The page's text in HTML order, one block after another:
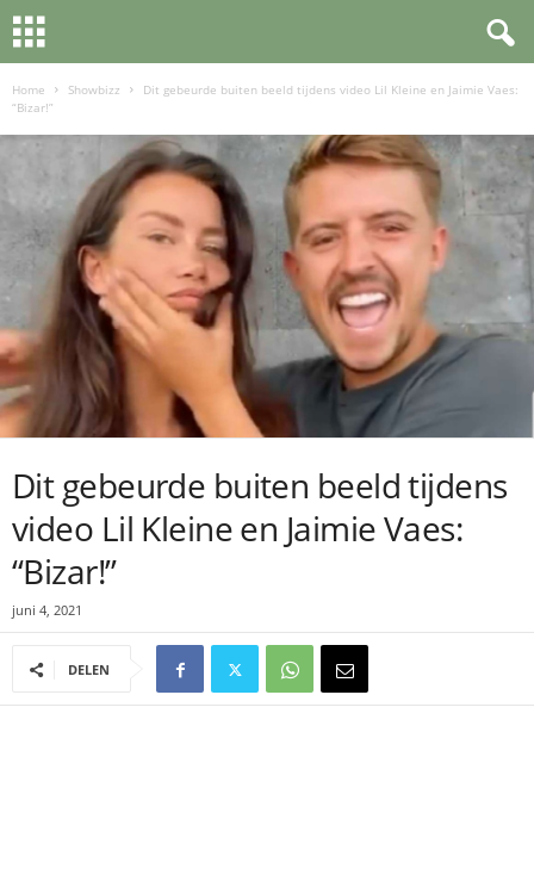
Home Showbizz
Dit gebeurde buiten beeld tijdens video Lil Kleine en Jaimie Vaes:
“Bizar!”
Dit gebeurde buiten beeld tijdens
video Lil Kleine en Jaimie Vaes:
“Bizar!”
juni 4, 2021
DELEN